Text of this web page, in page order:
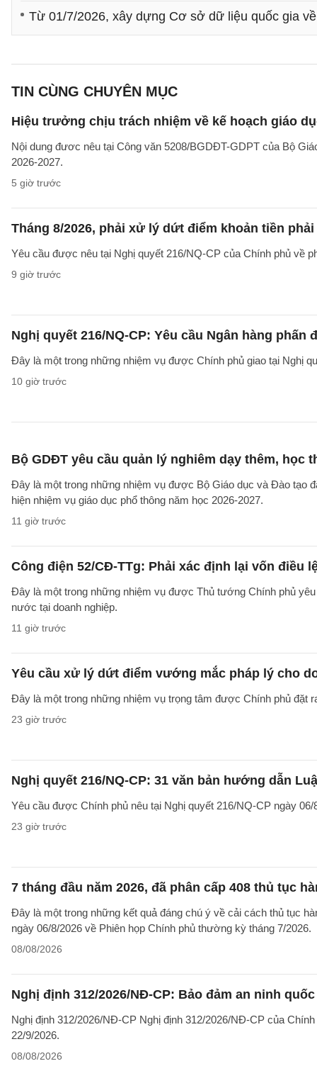
Từ 01/7/2026, xây dựng Cơ sở dữ liệu quốc gia
TIN CÙNG CHUYÊN MỤC
Hiệu trưởng chịu trách nhiệm về kế hoạch giáo
Nội dung đươc nêu tại Công văn 5208/BGDĐT-GDPT của Bộ
2026-2027.
5 giờ trước
Tháng 8/2026, phải xử lý dứt điểm khoản tiền
Yêu cầu được nêu tại Nghị quyết 216/NQ-CP của Chính phủ về
9 giờ trước
Nghị quyết 216/NQ-CP: Yêu cầu Ngân hàng phấn
Đây là một trong những nhiệm vụ được Chính phủ giao tại Nghị
10 giờ trước
Bộ GDĐT yêu cầu quản lý nghiêm dạy thêm, học
Đây là một trong những nhiệm vụ được Bộ Giáo dục và Đào tạo
hiện nhiệm vụ giáo dục phổ thông năm học 2026-2027.
11 giờ trước
Công điện 52/CĐ-TTg: Phải xác định lại vốn điều
Đây là một trong những nhiệm vụ được Thủ tướng Chính phủ
nước tại doanh nghiệp.
11 giờ trước
Yêu cầu xử lý dứt điểm vướng mắc pháp lý cho
Đây là một trong những nhiệm vụ trọng tâm được Chính phủ đặt
23 giờ trước
Nghị quyết 216/NQ-CP: 31 văn bản hướng dẫn
Yêu cầu được Chính phủ nêu tại Nghị quyết 216/NQ-CP ngày
23 giờ trước
7 tháng đầu năm 2026, đã phân cấp 408 thủ tục
Đây là một trong những kết quả đáng chú ý về cải cách thủ tục
ngày 06/8/2026 về Phiên họp Chính phủ thường kỳ tháng 7/2026.
08/08/2026
Nghị định 312/2026/NĐ-CP: Bảo đảm an ninh
Nghị định 312/2026/NĐ-CP Nghị định 312/2026/NĐ-CP của
22/9/2026.
08/08/2026